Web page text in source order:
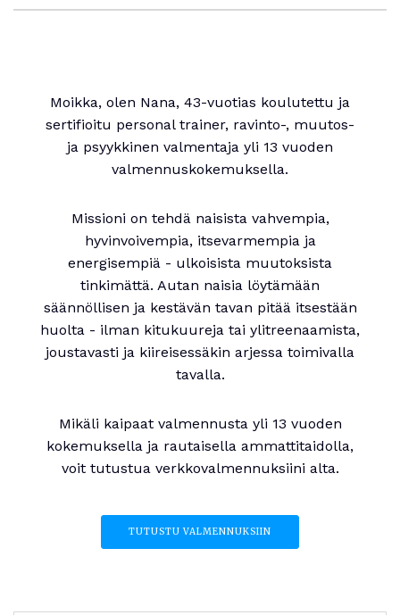
Moikka, olen Nana, 43-vuotias koulutettu ja
sertifioitu personal trainer, ravinto-, muutos-
ja psyykkinen valmentaja yli 13 vuoden
valmennuskokemuksella.
Missioni on tehdä naisista vahvempia,
hyvinvoivempia, itsevarmempia ja
energisempiä - ulkoisista muutoksista
tinkimättä. Autan naisia löytämään
säännöllisen ja kestävän tavan pitää itsestään
huolta - ilman kitukuureja tai ylitreenaamista,
joustavasti ja kiireisessäkin arjessa toimivalla
tavalla.
Mikäli kaipaat valmennusta yli 13 vuoden
kokemuksella ja rautaisella ammattitaidolla,
voit tutustua verkkovalmennuksiini alta.
TUTUSTU VALMENNUKSIIN